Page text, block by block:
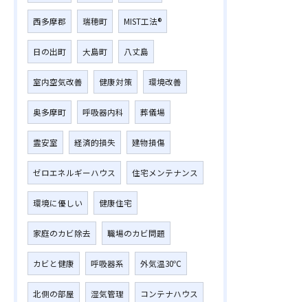
西多摩郡 瑞穂町 MIST工法®︎
日の出町 大島町 八丈島
室内空気改善 健康対策 環境改善
奥多摩町 呼吸器内科 葬儀場
霊安室 経済的損失 建物損傷
ゼロエネルギーハウス 住宅メンテナンス
環境に優しい 健康住宅
家庭のカビ除去 職場のカビ問題
カビと健康 呼吸器系 外気温30℃
北側の部屋 湿気管理 コンテナハウス